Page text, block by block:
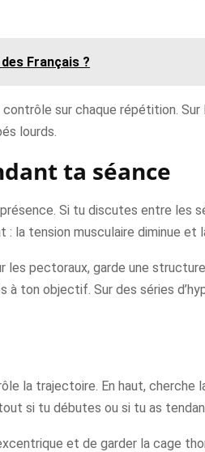
Français ?
sur chaque répétition.
lourds.
ta séance
Si tu discutes entre les
la tension musculaire diminue et
les pectoraux, garde une
ton objectif. Sur des séries
la trajectoire. En haut,
si tu débutes ou si tu as
et de garder la cage